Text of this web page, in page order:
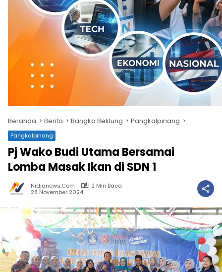
Beranda Berita Bangka Belitung Pangkalpinang
Pangkalpinang
Pj Wako Budi Utama Bersamai
Lomba Masak Ikan di SDN 1
Nidianews.com
2 Min Baca
28 November 2024